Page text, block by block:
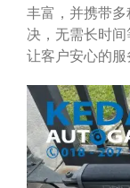
丰富，并携带
决，无需长时间
让客户安心的服